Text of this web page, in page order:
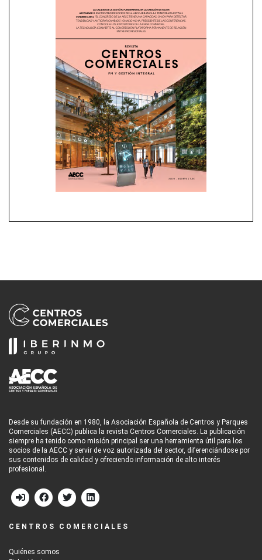
Desde su fundación en 1980, la Asociación Española de Centros y Parques
Comerciales (AECC) publica la revista Centros Comerciales. La publicación
siempre ha tenido como misión principal ser una herramienta útil para los
socios de la AECC y servir de voz autorizada del sector, diferenciándose por
sus contenidos de calidad y ofreciendo información de alto interés
profesional.
CENTROS COMERCIALES
Quiénes somos